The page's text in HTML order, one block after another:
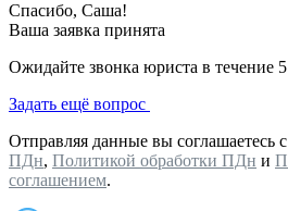
Спасибо, Саша!
Ваша заявка принята
Ожидайте звонка юриста в течение
Задать ещё вопрос
Отправляя данные вы соглашаетесь с
ПДн, Политикой обработки ПДн и
соглашением.